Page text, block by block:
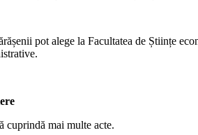
pot alege la Facultatea de Științe
cuprindă mai multe acte.